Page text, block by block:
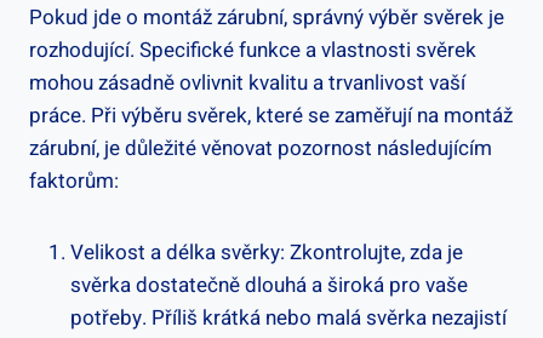
Pokud jde o montáž zárubní, správný výběr svěrek je
rozhodující. Specifické funkce a vlastnosti svěrek
mohou zásadně ovlivnit kvalitu a trvanlivost vaší
práce. Při výběru svěrek, které se zaměřují na montáž
zárubní, je důležité věnovat pozornost následujícím
faktorům:
Velikost a délka svěrky: Zkontrolujte, zda je
svěrka dostatečně dlouhá a široká pro vaše
potřeby. Příliš krátká nebo malá svěrka nezajistí